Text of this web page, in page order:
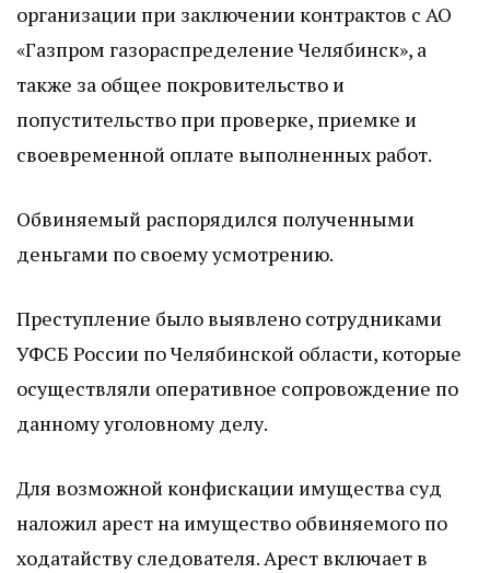
организации при заключении контрактов с АО
«Газпром газораспределение Челябинск», а
также за общее покровительство и
попустительство при проверке, приемке и
своевременной оплате выполненных работ.
Обвиняемый распорядился полученными
деньгами по своему усмотрению.
Преступление было выявлено сотрудниками
УФСБ России по Челябинской области, которые
осуществляли оперативное сопровождение по
данному уголовному делу.
Для возможной конфискации имущества суд
наложил арест на имущество обвиняемого по
ходатайству следователя. Арест включает в